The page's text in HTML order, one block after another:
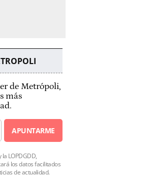
de Metrópoli,
más
APUNTARME
LOPDGDD,
los datos facilitados
de actualidad.